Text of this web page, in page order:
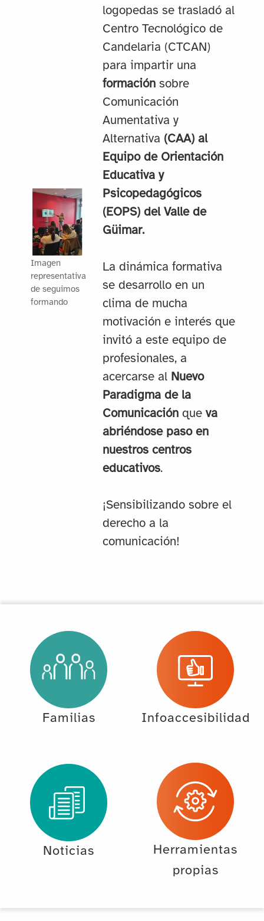
Imagen
representativa
de seguimos
formando
logopedas se trasladó al
Centro Tecnológico de
Candelaria (CTCAN)
para impartir una
formación sobre
Comunicación
Aumentativa y
Alternativa (CAA) al
Equipo de Orientación
Educativa y
Psicopedagógicos
(EOPS) del Valle de
Güimar.
La dinámica formativa
se desarrollo en un
clima de mucha
motivación e interés que
invitó a este equipo de
profesionales, a
acercarse al Nuevo
Paradigma de la
Comunicaciónque va
abriéndose paso en
nuestros centros
educativos.
¡Sensibilizando sobre el
derecho a la
comunicación!
Familias Infoaccesibilidad
Noticias
Herramientas
propias